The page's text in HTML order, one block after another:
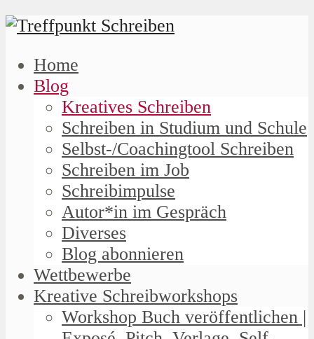
Home
Blog
Kreatives Schreiben
Schreiben in Studium und Schule
Selbst-/Coachingtool Schreiben
Schreiben im Job
Schreibimpulse
Autor*in im Gespräch
Diverses
Blog abonnieren
Wettbewerbe
Kreative Schreibworkshops
Workshop Buch veröffentlichen |